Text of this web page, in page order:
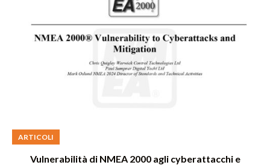
ARTICOLI
Vulnerabilità di NMEA 2000 agli cyberattacchi e